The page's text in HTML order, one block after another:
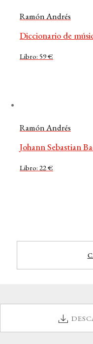
Ramón Andrés
Diccionario de
Libro: 59 €
Ramón Andrés
Johann Sebastian
Libro: 22 €